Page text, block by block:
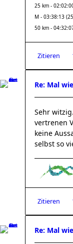
25 km -
M - 03:38:13
50 km -
Zitieren
Re: Mal
Sehr
vertrenen
keine
selbst so
Zitieren
Re: Mal